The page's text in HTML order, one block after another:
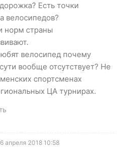
Есть точки
велосипедов?
норм страны
велосипед почему
вообще отсутствует? Не
спортсменах
ЦА турнирах.
апреля 2018 10:58